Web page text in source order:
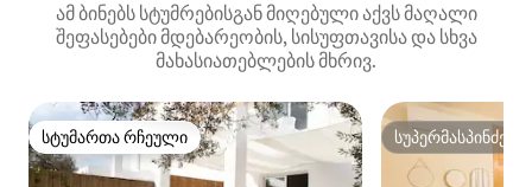
ამ ბინებს სტუმრებისგან მიღებული აქვს მაღალი
შეფასებები მდებარეობის, სისუფთავისა და სხვა
მახასიათებლების მხრივ.
სტუმართა რჩეული
სტუმართა რჩეული